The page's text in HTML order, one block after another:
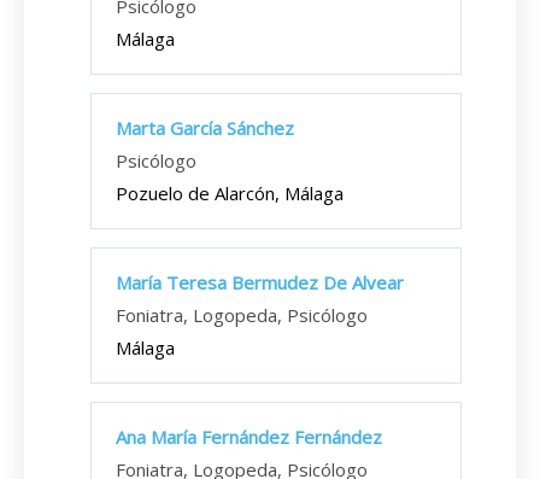
Psicólogo
Málaga
Marta García Sánchez
Psicólogo
Pozuelo de Alarcón, Málaga
María Teresa Bermudez De Alvear
Foniatra, Logopeda, Psicólogo
Málaga
Ana María Fernández Fernández
Foniatra, Logopeda, Psicólogo